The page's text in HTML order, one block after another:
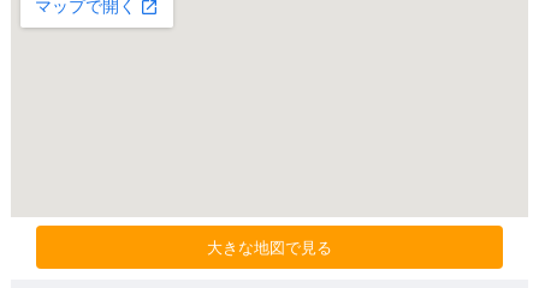
大きな地図で見る